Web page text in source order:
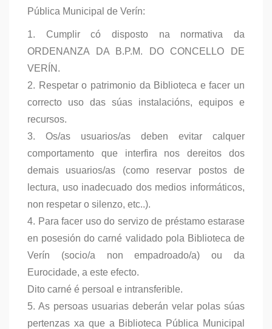
Pública Municipal de Verín:
1. Cumplir có disposto na normativa da
ORDENANZA DA B.P.M. DO CONCELLO DE
VERÍN.
2. Respetar o patrimonio da Biblioteca e facer un
correcto uso das súas instalacións, equipos e
recursos.
3. Os/as usuarios/as deben evitar calquer
comportamento que interfira nos dereitos dos
demais usuarios/as (como reservar postos de
lectura, uso inadecuado dos medios informáticos,
non respetar o silenzo, etc..).
4. Para facer uso do servizo de préstamo estarase
en posesión do carné validado pola Biblioteca de
Verín (socio/a non empadroado/a) ou da
Eurocidade, a este efecto.
Dito carné é persoal e intransferible.
5. As persoas usuarias deberán velar polas súas
pertenzas xa que a Biblioteca Pública Municipal